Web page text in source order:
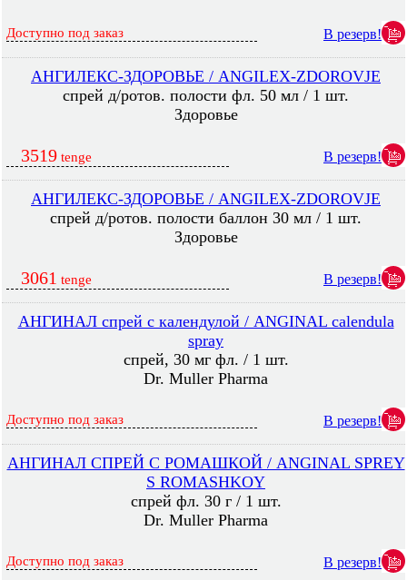
Доступно под заказ В резерв!
АНГИЛЕКС-ЗДОРОВЬЕ / ANGILEX-ZDOROVJE
спрей д/ротов. полости фл. 50 мл / 1 шт.
Здоровье
3519 tenge В резерв!
АНГИЛЕКС-ЗДОРОВЬЕ / ANGILEX-ZDOROVJE
спрей д/ротов. полости баллон 30 мл / 1 шт.
Здоровье
3061 tenge В резерв!
АНГИНАЛ спрей с календулой / ANGINAL calendula
spray
спрей, 30 мг фл. / 1 шт.
Dr. Muller Pharma
Доступно под заказ В резерв!
АНГИНАЛ СПРЕЙ С РОМАШКОЙ / ANGINAL SPREY
S ROMASHKOY
спрей фл. 30 г / 1 шт.
Dr. Muller Pharma
Доступно под заказ В резерв!